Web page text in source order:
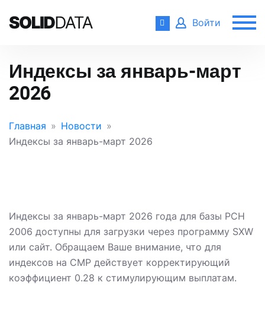
Войти
Индексы за январь-март
2026
Главная
Новости
Индексы за январь-март 2026
Индексы за январь-март 2026 года для базы РСН
2006 доступны для загрузки через программу SXW
или сайт. Обращаем Ваше внимание, что для
индексов на СМР действует корректирующий
коэффициент 0.28 к стимулирующим выплатам.